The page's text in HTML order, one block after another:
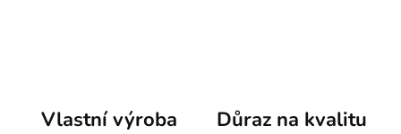
Vlastní výroba Důraz na kvalitu